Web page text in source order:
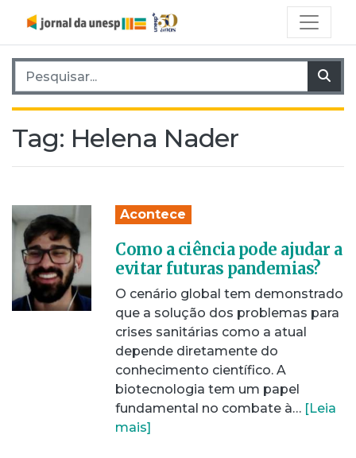
Pesquisar por:
Tag: Helena Nader
Acontece
Como a ciência pode ajudar a
evitar futuras pandemias?
O cenário global tem demonstrado
que a solução dos problemas para
crises sanitárias como a atual
depende diretamente do
conhecimento científico. A
biotecnologia tem um papel
fundamental no combate à… [Leia
mais]